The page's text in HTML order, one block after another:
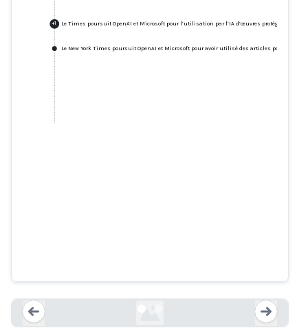
+1 Le Times poursuit OpenAI et Microsoft pour l’utilisation par l’IA d’œuvres protégées par le
Le New York Times poursuit OpenAI et Microsoft pour avoir utilisé des articles pour former